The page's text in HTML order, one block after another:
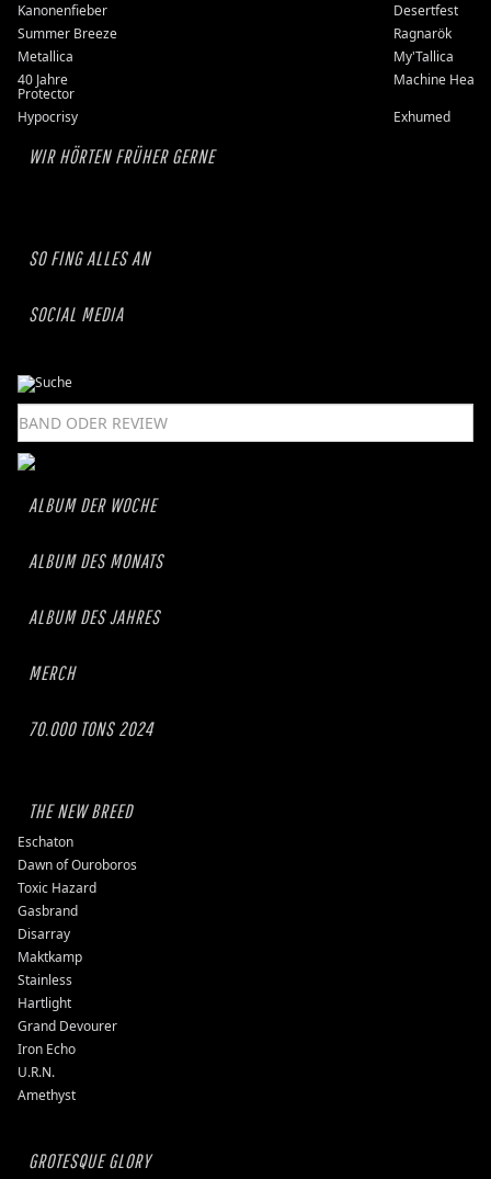
Kanonenfieber
Desertfest
Summer Breeze
Ragnarök
Metallica
My'Tallica
40 Jahre
Protector
Machine Head
Hypocrisy
Exhumed
WIR HÖRTEN FRÜHER GERNE
SO FING ALLES AN
SOCIAL MEDIA
ALBUM DER WOCHE
ALBUM DES MONATS
ALBUM DES JAHRES
MERCH
70.000 TONS 2024
THE NEW BREED
Eschaton
Dawn of Ouroboros
Toxic Hazard
Gasbrand
Disarray
Maktkamp
Stainless
Hartlight
Grand Devourer
Iron Echo
U.R.N.
Amethyst
GROTESQUE GLORY